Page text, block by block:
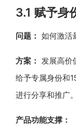
3.1 赋予身
问题： 如何激活
方案： 发展高价
给予专属身份和
进行分享和推广。
产品功能支撑：